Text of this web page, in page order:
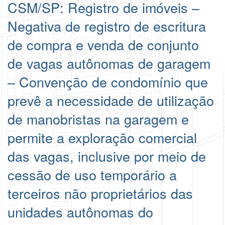
CSM/SP: Registro de imóveis –
Negativa de registro de escritura
de compra e venda de conjunto
de vagas autônomas de garagem
– Convenção de condomínio que
prevê a necessidade de utilização
de manobristas na garagem e
permite a exploração comercial
das vagas, inclusive por meio de
cessão de uso temporário a
terceiros não proprietários das
unidades autônomas do